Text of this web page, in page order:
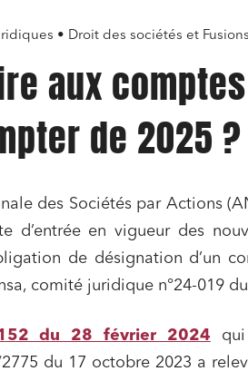
• Droit des sociétés et
aux
de 2025 ?
des Sociétés par Actions
d’entrée en vigueur des
de désignation d’un
comité juridique n°24-019
du 28 février 2024 qui
du 17 octobre 2023 a